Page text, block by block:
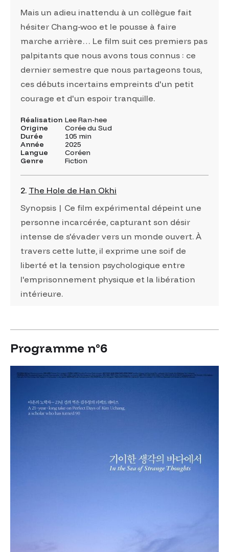
Mais un adieu inattendu à un collègue fait
hésiter Chang-woo et le pousse à faire
marche arrière… Le film suit ces premiers pas
palpitants que nous avons tous connus : ce
dernier semestre que nous partageons tous,
ces débuts incertains empreints d'un petit
courage et d'un espoir tranquille.
Réalisation Lee Ran-hee
Origine
Corée du Sud
Durée
105 min
Année
2025
Langue
Coréen
Genre
Fiction
2. The Hole de Han Okhi
Synopsis | Ce film expérimental dépeint une
personne incarcérée, capturant son désir
intense de s'évader vers un monde ouvert. À
travers cette lutte, il exprime une soif de
liberté et la tension psychologique entre
l'emprisonnement physique et la libération
intérieure.
Programme n°6